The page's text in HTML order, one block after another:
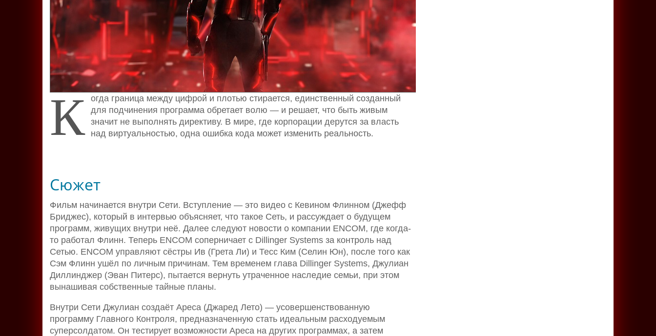
К огда граница между цифрой и плотью стирается, единственный созданный
для подчинения программа обретает волю — и решает, что быть живым
значит не выполнять директиву. В мире, где корпорации дерутся за власть
над виртуальностью, одна ошибка кода может изменить реальность.
Сюжет
Фильм начинается внутри Сети. Вступление — это видео с Кевином Флинном (Джефф
Бриджес), который в интервью объясняет, что такое Сеть, и рассуждает о будущем
программ, живущих внутри неё. Далее следуют новости о компании ENCOM, где когда-
то работал Флинн. Теперь ENCOM соперничает с Dillinger Systems за контроль над
Сетью. ENCOM управляют сёстры Ив (Грета Ли) и Тесс Ким (Селин Юн), после того как
Сэм Флинн ушёл по личным причинам. Тем временем глава Dillinger Systems, Джулиан
Диллинджер (Эван Питерс), пытается вернуть утраченное наследие семьи, при этом
вынашивая собственные тайные планы.
Внутри Сети Джулиан создаёт Ареса (Джаред Лето) — усовершенствованную
программу Главного Контроля, предназначенную стать идеальным расходуемым
суперсолдатом. Он тестирует возможности Ареса на других программах, а затем